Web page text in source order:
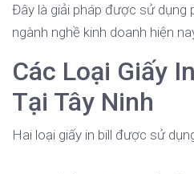
Đây là giải pháp được sử dụng
ngành nghề kinh doanh hiện
Các Loại Giấy
Tại Tây Ninh
Hai loại giấy in bill được sử